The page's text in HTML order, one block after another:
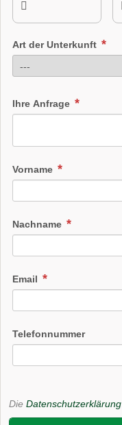
Art der Unterkunft
Ihre Anfrage
Vorname
Nachname
Email
Telefonnummer
Die Datenschutzerklärung